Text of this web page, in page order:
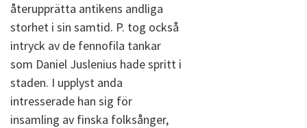
återupprätta antikens andliga
storhet i sin samtid. P. tog också
intryck av de fennofila tankar
som Daniel Juslenius hade spritt i
staden. I upplyst anda
intresserade han sig för
insamling av finska folksånger,